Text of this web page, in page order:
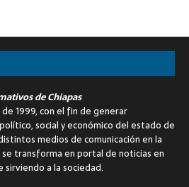
de Chiapas
1999, con el fin de generar
social y económico del estado de
medios de comunicación en la
transforma en portal de noticias en
a la sociedad.